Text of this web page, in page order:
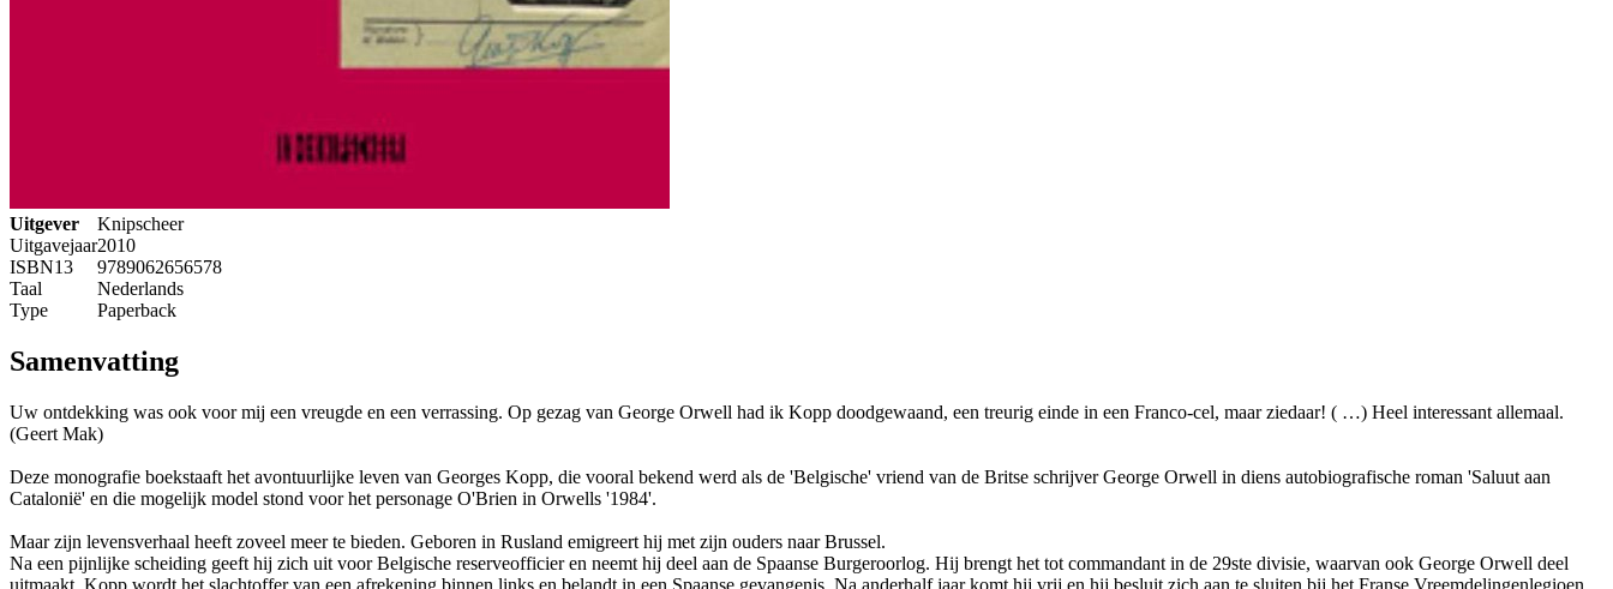
Uitgever
Knipscheer
Uitgavejaar2010
ISBN13
9789062656578
Taal
Nederlands
Type
Paperback
Samenvatting
Uw ontdekking was ook voor mij een vreugde en een verrassing. Op gezag van George Orwell had ik Kopp doodgewaand, een treurig einde in een Franco-cel, maar ziedaar! ( …) Heel interessant allemaal.
(Geert Mak)
Deze monografie boekstaaft het avontuurlijke leven van Georges Kopp, die vooral bekend werd als de 'Belgische' vriend van de Britse schrijver George Orwell in diens autobiografische roman 'Saluut aan
Catalonië' en die mogelijk model stond voor het personage O'Brien in Orwells '1984'.
Maar zijn levensverhaal heeft zoveel meer te bieden. Geboren in Rusland emigreert hij met zijn ouders naar Brussel.
Na een pijnlijke scheiding geeft hij zich uit voor Belgische reserveofficier en neemt hij deel aan de Spaanse Burgeroorlog. Hij brengt het tot commandant in de 29ste divisie, waarvan ook George Orwell deel